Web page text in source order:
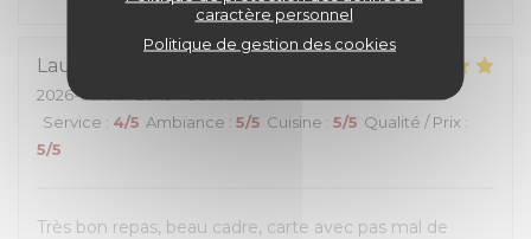
caractère personnel
Politique de gestion des cookies
Lauryn
2026-07-04
Service : 4/5 Ambiance : 5/5 Cuisine : 5/5 Qualité / Prix :
5/5
Très bon repas, beau cadre, carte avec pas mal de